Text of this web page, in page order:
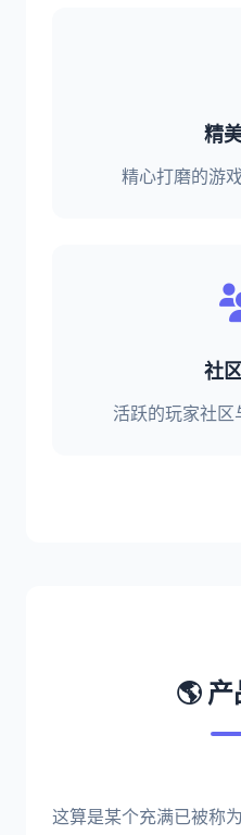
精
精心打磨的游
社
活跃的玩家社
🌎
这算是某个充满已被称